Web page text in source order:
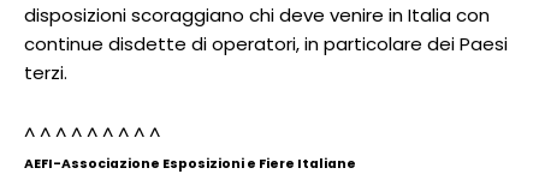
disposizioni scoraggiano chi deve venire in Italia con
continue disdette di operatori, in particolare dei Paesi
terzi.
^ ^ ^ ^ ^ ^ ^ ^ ^
AEFI-Associazione Esposizioni e Fiere Italiane